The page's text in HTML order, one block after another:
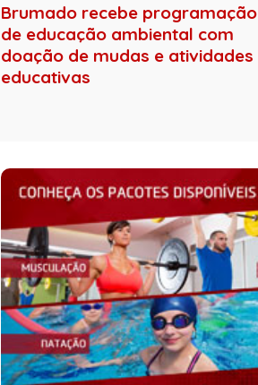
Brumado recebe programação
de educação ambiental com
doação de mudas e atividades
educativas